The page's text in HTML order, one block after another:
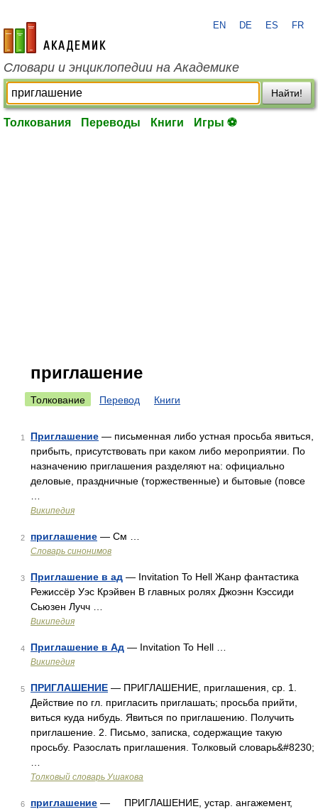
academic.ru
EN DE ES FR
Словари и энциклопедии на Академике
Найти!
Толкования Переводы Книги Игры ⚽
приглашение
Толкование Перевод Книги
1 Приглашение — письменная либо устная просьба явиться,
прибыть, присутствовать при каком либо мероприятии. По
назначению приглашения разделяют на: официально
деловые, праздничные (торжественные) и бытовые (повсе
Википедия
2 приглашение — См …
Словарь синонимов
3 Приглашение в ад — Invitation To Hell Жанр фантастика
Режиссёр Уэс Крэйвен В главных ролях Джоэнн Кэссиди
Сьюзен Лучч …
Википедия
4 Приглашение в Ад — Invitation To Hell …
Википедия
5 ПРИГЛАШЕНИЕ — ПРИГЛАШЕНИЕ, приглашения, ср. 1.
Действие по гл. пригласить приглашать; просьба прийти,
виться куда нибудь. Явиться по приглашению. Получить
приглашение. 2. Письмо, записка, содержащие такую
просьбу. Разослать приглашения. Толковый словарь&#8230;
Толковый словарь Ушакова
6 приглашение — ПРИГЛАШЕНИЕ, устар. ангажемент,